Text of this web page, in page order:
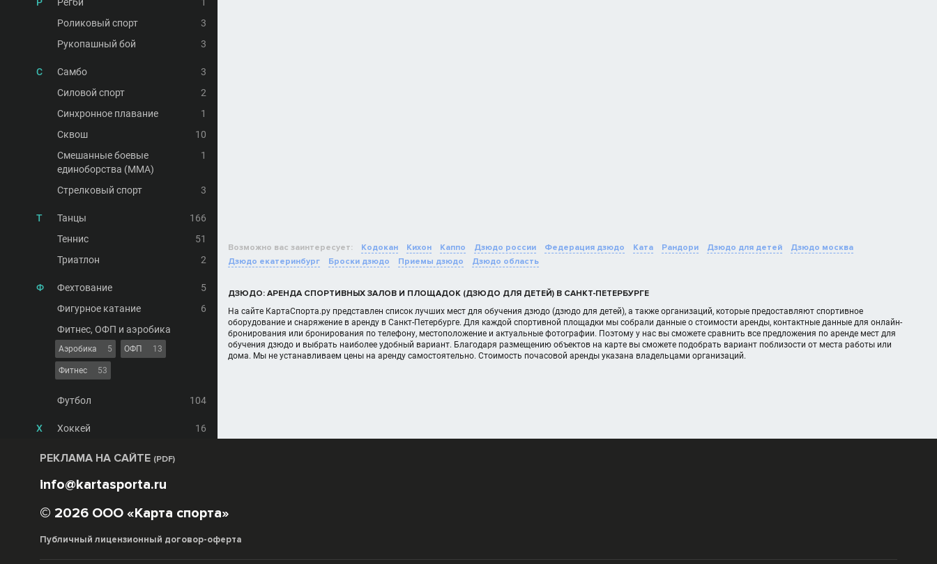
Роликовый спорт
3
Рукопашный бой
3
С Самбо
3
Силовой спорт
2
Синхронное плавание
1
Сквош
10
Смешанные боевые
единоборства (MMA)
1
Стрелковый спорт 3
Т Танцы
166
Теннис
51
Триатлон
2
Ф Фехтование
5
Фигурное катание
6
Фитнес, ОФП и аэробика
Аэробика 5 ОФП 13
Фитнес 53
Футбол 104
Х Хоккей 16
Возможно вас заинтересует: Кодокан Кихон Каппо Дзюдо россии Федерация дзюдо Ката Рандори Дзюдо для детей
Дзюдо москва
Дзюдо екатеринбург
Броски дзюдо Приемы дзюдо Дзюдо область
ДЗЮДО: АРЕНДА СПОРТИВНЫХ ЗАЛОВ И ПЛОЩАДОК (ДЗЮДО ДЛЯ ДЕТЕЙ) В САНКТ-ПЕТЕРБУРГЕ
На сайте КартаСпорта.ру представлен список лучших мест для обучения дзюдо (дзюдо для детей), а также организаций, которые предоставляют спортивное
оборудование и снаряжение в аренду в Санкт-Петербурге. Для каждой спортивной площадки мы собрали данные о стоимости аренды, контактные данные для онлайн-
бронирования или бронирования по телефону, местоположение и актуальные фотографии. Поэтому у нас вы сможете сравнить все предложения по аренде мест для
обучения дзюдо и выбрать наиболее удобный вариант. Благодаря размещению объектов на карте вы сможете подобрать вариант поблизости от места работы или
дома. Мы не устанавливаем цены на аренду самостоятельно. Стоимость почасовой аренды указана владельцами организаций.
РЕКЛАМА НА САЙТЕ (PDF)
info@kartasporta.ru
© 2026 ООО «Карта спорта»
Публичный лицензионный договор-оферта